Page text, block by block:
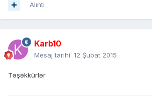
Alıntı
Karb10
Mesaj tarihi: 12 Şubat 2015
Təşəkkürlər